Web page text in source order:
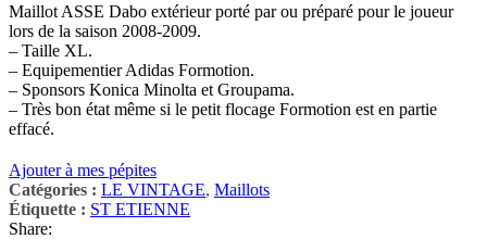
Maillot ASSE Dabo extérieur porté par ou préparé pour le joueur
lors de la saison 2008-2009.
– Taille XL.
– Equipementier Adidas Formotion.
– Sponsors Konica Minolta et Groupama.
– Très bon état même si le petit flocage Formotion est en partie
effacé.
Ajouter à mes pépites
Catégories : LE VINTAGE, Maillots
Étiquette : ST ETIENNE
Share: